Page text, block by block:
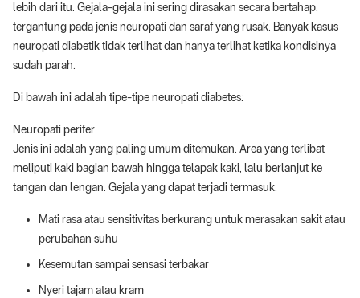
lebih dari itu. Gejala-gejala ini sering dirasakan secara bertahap,
tergantung pada jenis neuropati dan saraf yang rusak. Banyak kasus
neuropati diabetik tidak terlihat dan hanya terlihat ketika kondisinya
sudah parah.
Di bawah ini adalah tipe-tipe neuropati diabetes:
Neuropati perifer
Jenis ini adalah yang paling umum ditemukan. Area yang terlibat
meliputi kaki bagian bawah hingga telapak kaki, lalu berlanjut ke
tangan dan lengan. Gejala yang dapat terjadi termasuk:
Mati rasa atau sensitivitas berkurang untuk merasakan sakit atau
perubahan suhu
Kesemutan sampai sensasi terbakar
Nyeri tajam atau kram